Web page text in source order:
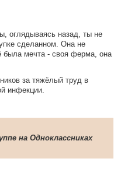
оглядываясь назад, ты не
сделанном. Она не
была мечта - своя ферма, она
за тяжёлый труд в
инфекции.
на Одноклассниках